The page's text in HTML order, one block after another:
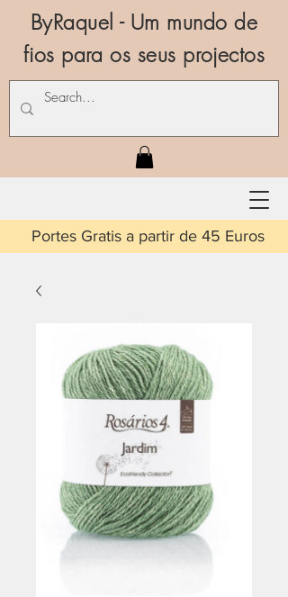
ByRaquel - Um mundo de
fios para os seus projectos
a partir de 45 Euros